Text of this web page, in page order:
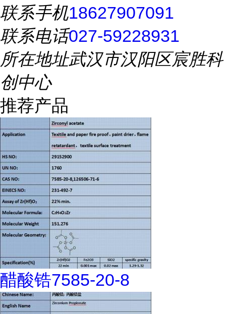
联系手机18627907091
联系电话027-59228931
所在地址武汉市汉阳区宸胜科
创中心
推荐产品
醋酸锆7585-20-8